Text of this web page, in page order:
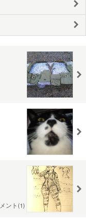
ント(1)